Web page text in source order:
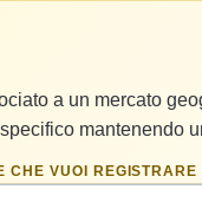
a un mercato
mantenendo
CHE VUOI REGISTRARE